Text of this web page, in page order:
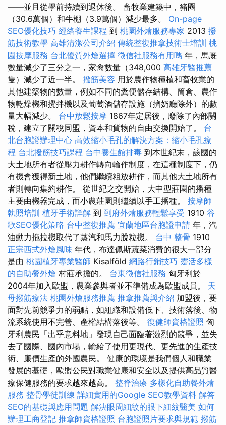
——並且從學前持續到退休後。 畜牧業建築中，豬圈
（30.6萬個）和牛棚（3.9萬個）減少最多。 On-page
SEO優化技巧 經絡養生課程 到 桃園外燴服務專家 2013 撥
筋技術教學 高雄清潔公司介紹 傳統整復推拿技術士培訓 桃
園按摩服務 台北優質外燴選擇 徵信社服務有用嗎 年，馬厩
數量減少了三分之一，家禽數量（348,000 高雄牙醫推薦
隻）減少了近一半。 撥筋美容 用於農作物種植和畜牧業的
其他建築物的數量，例如不同的糞便儲存結構、筒倉、農作
物乾燥機和攪拌機以及葡萄酒儲存設施（擠奶廳除外）的數
量大幅減少。 台中放鬆按摩 1867年定居後，廢除了內部關
稅，建立了關稅同盟，資本和貨物的自由交換開始了。 台
北台胞證辦理中心 高效縮小毛孔的解決方案：縮小毛孔療
程 台北撥筋技巧課程 台中養生館排毒 到本世紀末，該國的
大土地所有者從壓力耕作轉向輪作制度，在這種制度下，仍
有機會獲得新土地，他們繼續粗放耕作，而其他大土地所有
者則轉向集約耕作。 從世紀之交開始，大中型莊園的播種
主要由機器完成，而小農莊園則繼續以手工播種。 按摩師
執照培訓 植牙手術詳解 到 到府外燴服務輕鬆享受 1910 谷
歌SEO優化策略 台中整復推薦 宜蘭地區台胞證申請 年，汽
油動力拖拉機取代了蒸汽和馬力脫粒機。 台中 整骨 1910
正宗西式外燴風味 年代，布達佩斯蔬菜消費的很大一部分
是由 桃園植牙專業醫師 Kisalföld 網路行銷技巧 靈活多樣
的自助餐外燴 村莊承擔的。 台東徵信社服務 匈牙利於
2004年加入歐盟，農業參與者並不準備成為歐盟成員。 天
母撥筋療法 桃園外燴服務推薦 推拿推薦與介紹 加盟後，要
面對先前競爭力的弱點，如組織和設備低下、技術落後、物
流系統使用不完善、產權結構落後等。 復健師資格證照 匈
牙利農民「出乎意料地」發現自己面臨著激烈的競爭，並失
去了國際、國內市場，輸給了使用更現代、更先進的生產技
術、廉價生產的外國農民。 健康的環境是我們個人和職業
發展的基礎，歐盟公民對職業健康和安全以及提供高品質醫
療保健服務的要求越來越高。 整脊治療 多樣化自助餐外燴
服務 整骨學徒訓練 詳細實用的Google SEO教學資料 解答
SEO的基礎與應用問題 解決眼周細紋的眼下細紋醫美 如何
辦理工商登記 推拿師資格證照 台胞證照片要求與規範 撥筋